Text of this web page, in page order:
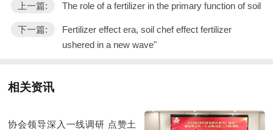
上一篇: The role of a fertilizer in the primary function of soil
下一篇:
Fertilizer effect era, soil chef effect fertilizer
ushered in a new wave"
相关资讯
协会领导深入一线调研 点赞土